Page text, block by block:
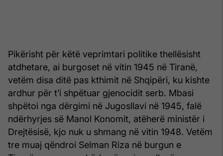
Pikërisht për këtë veprimtari politike thellësisht
atdhetare, ai burgoset në vitin 1945 në Tiranë,
vetëm disa ditë pas kthimit në Shqipëri, ku kishte
ardhur për t’i shpëtuar gjenocidit serb. Mbasi
shpëtoi nga dërgimi në Jugosllavi në 1945, falë
ndërhyrjes së Manol Konomit, atëherë ministër i
Drejtësisë, kjo nuk u shmang në vitin 1948. Vetëm
tre muaj qëndroi Selman Riza në burgun e